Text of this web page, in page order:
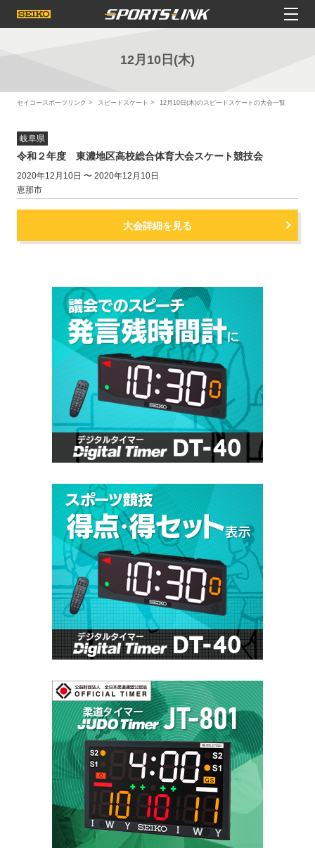
12月10日(木)
セイコースポーツリンク スピードスケート 12月10日(木)のスピードスケートの大会一覧
岐阜県
令和２年度 東濃地区高校総合体育大会スケート競技会
2020年12月10日 〜 2020年12月10日
恵那市
大会詳細を見る